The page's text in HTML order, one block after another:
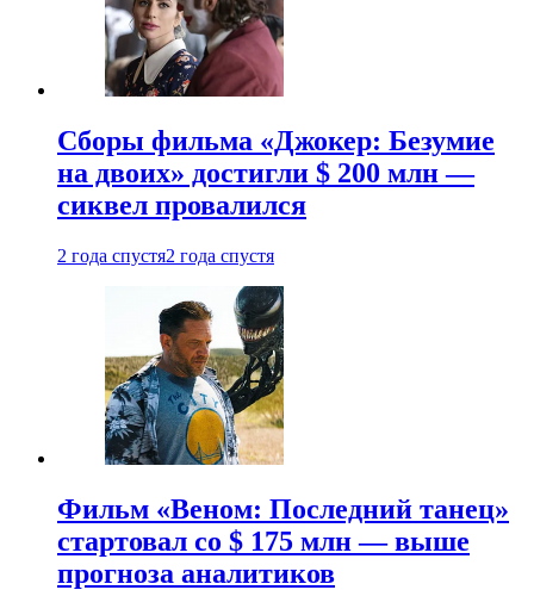
Сборы фильма «Джокер: Безумие
на двоих» достигли $ 200 млн —
сиквел провалился
2 года спустя2 года спустя
Фильм «Веном: Последний танец»
стартовал со $ 175 млн — выше
прогноза аналитиков